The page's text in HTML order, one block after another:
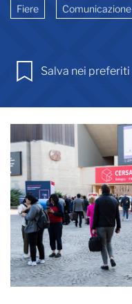
Fiere Comunicazione
Salva nei preferiti